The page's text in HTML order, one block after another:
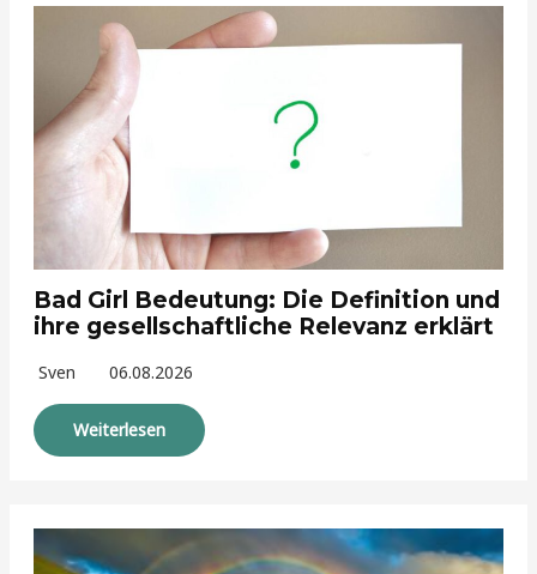
Bad Girl Bedeutung: Die Definition und
ihre gesellschaftliche Relevanz erklärt
Sven 06.08.2026
Weiterlesen